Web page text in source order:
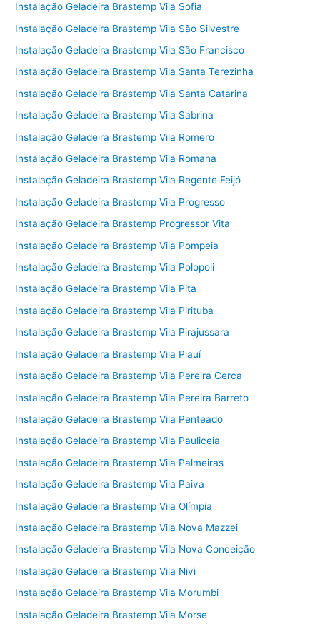
Instalação Geladeira Brastemp Vila Sofia
Instalação Geladeira Brastemp Vila São Silvestre
Instalação Geladeira Brastemp Vila São Francisco
Instalação Geladeira Brastemp Vila Santa Terezinha
Instalação Geladeira Brastemp Vila Santa Catarina
Instalação Geladeira Brastemp Vila Sabrina
Instalação Geladeira Brastemp Vila Romero
Instalação Geladeira Brastemp Vila Romana
Instalação Geladeira Brastemp Vila Regente Feijó
Instalação Geladeira Brastemp Vila Progresso
Instalação Geladeira Brastemp Progressor Vita
Instalação Geladeira Brastemp Vila Pompeia
Instalação Geladeira Brastemp Vila Polopoli
Instalação Geladeira Brastemp Vila Pita
Instalação Geladeira Brastemp Vila Pirituba
Instalação Geladeira Brastemp Vila Pirajussara
Instalação Geladeira Brastemp Vila Piauí
Instalação Geladeira Brastemp Vila Pereira Cerca
Instalação Geladeira Brastemp Vila Pereira Barreto
Instalação Geladeira Brastemp Vila Penteado
Instalação Geladeira Brastemp Vila Pauliceia
Instalação Geladeira Brastemp Vila Palmeiras
Instalação Geladeira Brastemp Vila Paiva
Instalação Geladeira Brastemp Vila Olímpia
Instalação Geladeira Brastemp Vila Nova Mazzei
Instalação Geladeira Brastemp Vila Nova Conceição
Instalação Geladeira Brastemp Vila Nivi
Instalação Geladeira Brastemp Vila Morumbi
Instalação Geladeira Brastemp Vila Morse